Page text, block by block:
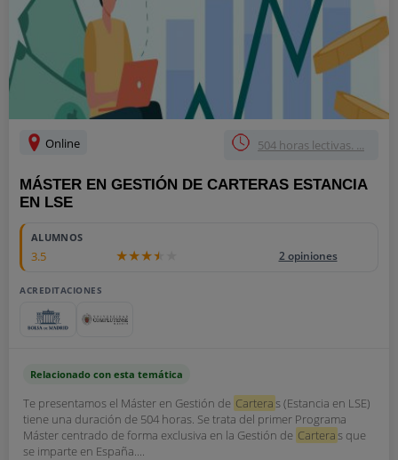
Online 504 horas lectivas. ...
MÁSTER EN GESTIÓN DE CARTERAS ESTANCIA
EN LSE
ALUMNOS
3.5 2 opiniones
ACREDITACIONES
Relacionado con esta temática
Te presentamos el Máster en Gestión de Carteras (Estancia en LSE)
tiene una duración de 504 horas. Se trata del primer Programa
Máster centrado de forma exclusiva en la Gestión de Carteras que
se imparte en España....